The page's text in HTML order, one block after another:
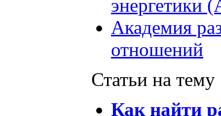
энергетики
Академия
отношений
Статьи на тему
Как найти